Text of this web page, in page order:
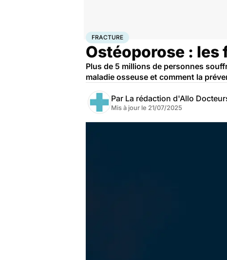
AccueilSantéFracture
FRACTURE
Ostéoporose : les
Plus de 5 millions de personnes
maladie osseuse et comment la
Par La rédaction d'Allo
Mis à jour le 21/07/2025